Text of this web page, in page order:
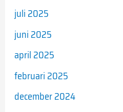
juli 2025
juni 2025
april 2025
februari 2025
december 2024